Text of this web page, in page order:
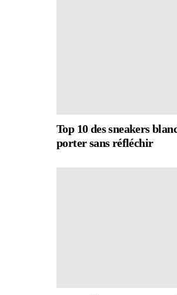
Top 10 des sneakers
porter sans réfléchir